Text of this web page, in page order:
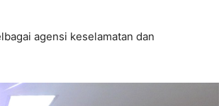
agensi keselamatan dan